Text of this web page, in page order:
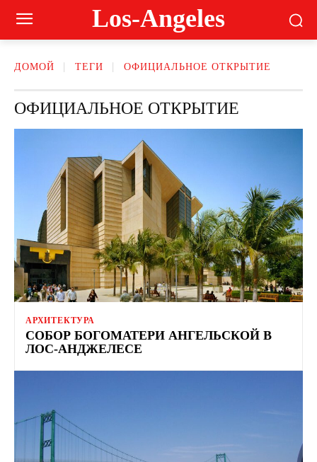
Los-Angeles
ДОМОЙ ТЕГИ ОФИЦИАЛЬНОЕ ОТКРЫТИЕ
ОФИЦИАЛЬНОЕ ОТКРЫТИЕ
АРХИТЕКТУРА
СОБОР БОГОМАТЕРИ АНГЕЛЬСКОЙ В ​​
ЛОС-АНДЖЕЛЕСЕ